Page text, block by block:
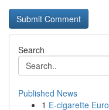
Search
Published News
1 E-cigarette